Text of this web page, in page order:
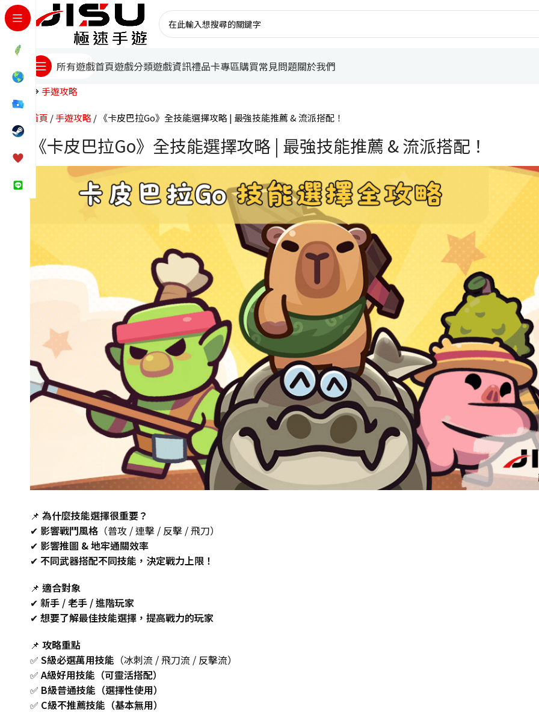
所有遊戲首頁遊戲分類遊戲資訊禮品卡專區購買常見問題關於我們
手遊攻略
首頁 手遊攻略 《卡皮巴拉Go》全技能選擇攻略 | 最強技能推薦 & 流派搭配！
《卡皮巴拉Go》全技能選擇攻略 | 最強技能推薦 & 流派搭配！
📌 為什麼技能選擇很重要？
✔ 影響戰鬥風格 （普攻 / 連擊 / 反擊 / 飛刀）
✔ 影響推圖 & 地牢通關效率
✔ 不同武器搭配不同技能，決定戰力上限！
📌 適合對象
✔ 新手 / 老手 / 進階玩家
✔ 想要了解最佳技能選擇，提高戰力的玩家
📌 攻略重點
✅ S級必選萬用技能 （冰刺流 / 飛刀流 / 反擊流）
✅A級好用技能（可靈活搭配）
✅ B級普通技能（選擇性使用）
✅ C級不推薦技能（基本無用）